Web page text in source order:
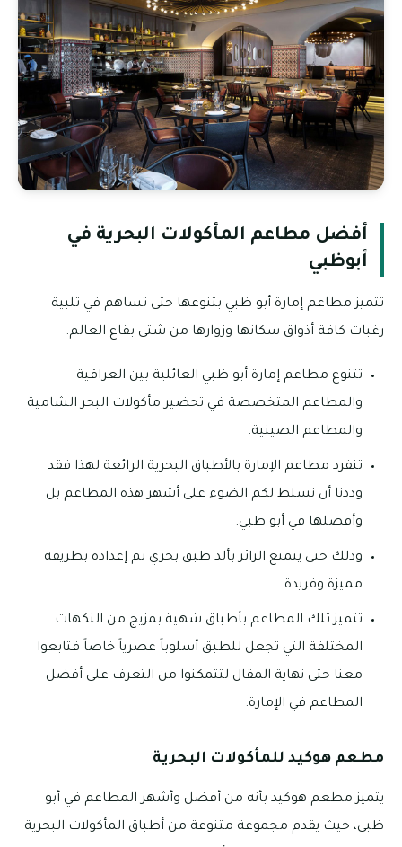
أفضل مطاعم المأكولات البحرية في
أبوظبي
تتميز مطاعم إمارة أبو ظبي بتنوعها حتى تساهم في تلبية
رغبات كافة أذواق سكانها وزوارها من شتى بقاع العالم.
تتنوع مطاعم إمارة أبو ظبي العائلية بين العراقية
والمطاعم المتخصصة في تحضير مأكولات البحر الشامية
والمطاعم الصينية.
تنفرد مطاعم الإمارة بالأطباق البحرية الرائعة لهذا فقد
وددنا أن نسلط لكم الضوء على أشهر هذه المطاعم بل
وأفضلها في أبو ظبي.
وذلك حتى يتمتع الزائر بألذ طبق بحري تم إعداده بطريقة
مميزة وفريدة.
تتميز تلك المطاعم بأطباق شهية بمزيج من النكهات
المختلفة التي تجعل للطبق أسلوباً عصرياً خاصاً فتابعوا
معنا حتى نهاية المقال لتتمكنوا من التعرف على أفضل
المطاعم في الإمارة.
مطعم هوكيد للمأكولات البحرية
يتميز مطعم هوكيد بأنه من أفضل وأشهر المطاعم في أبو
ظبي، حيث يقدم مجموعة متنوعة من أطباق المأكولات البحرية